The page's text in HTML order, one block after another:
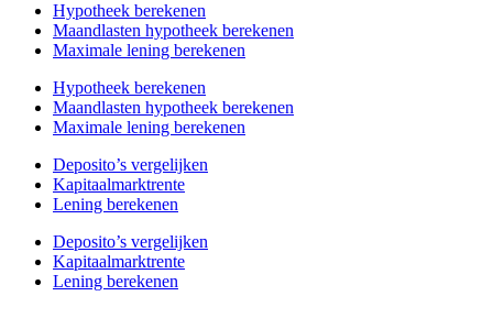
Hypotheek berekenen
Maandlasten hypotheek berekenen
Maximale lening berekenen
Hypotheek berekenen
Maandlasten hypotheek berekenen
Maximale lening berekenen
Deposito’s vergelijken
Kapitaalmarktrente
Lening berekenen
Deposito’s vergelijken
Kapitaalmarktrente
Lening berekenen